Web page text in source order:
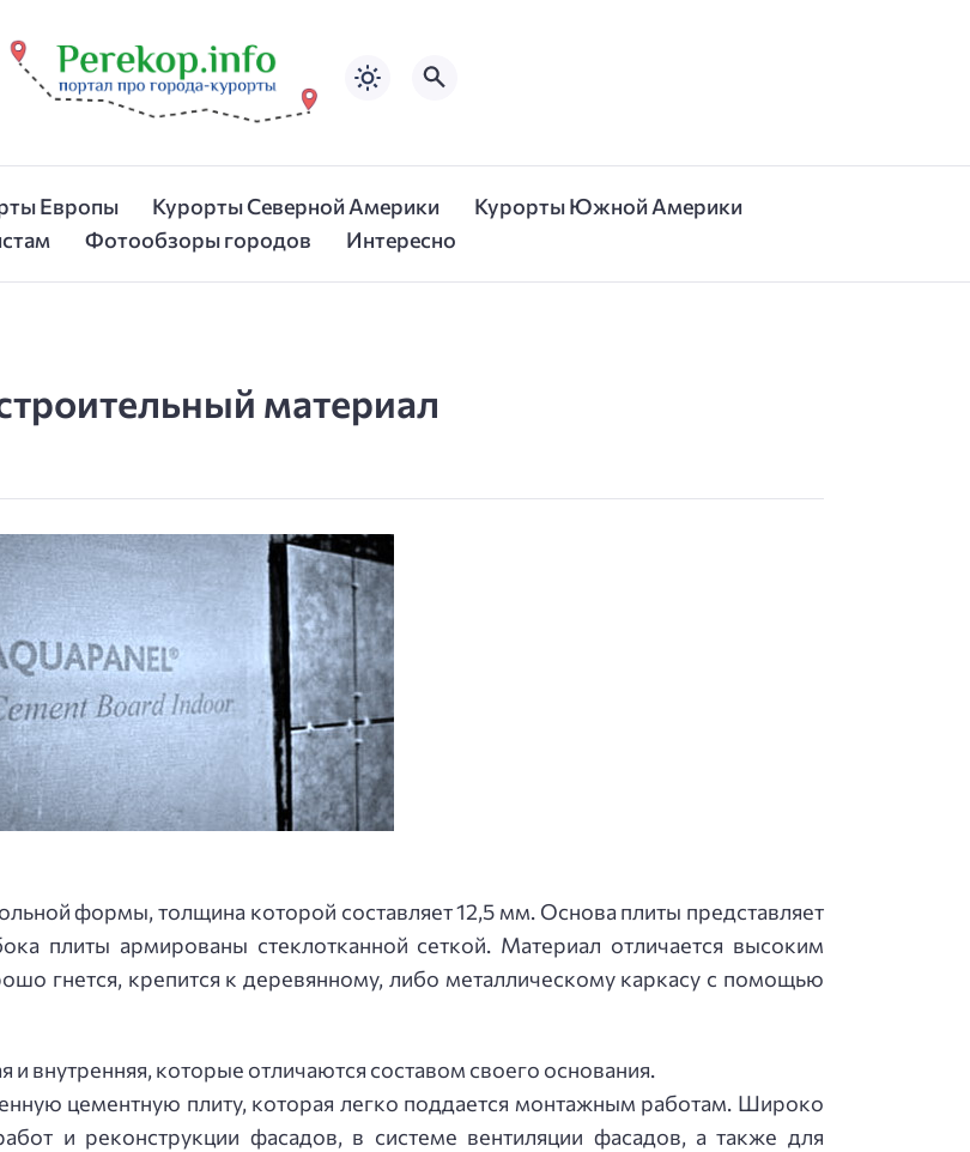
Европы Курорты Северной Америки
Курорты Южной Америки
Фотообзоры городов Интересно
материал
формы, толщина которой составляет 12,5 мм. Основа плиты представляет
плиты армированы стеклотканной сеткой. Материал отличается высоким
гнется, крепится к деревянному, либо металлическому каркасу с помощью
внутренняя, которые отличаются составом своего основания.
цементную плиту, которая легко поддается монтажным работам. Широко
и реконструкции фасадов, в системе вентиляции фасадов, а также для